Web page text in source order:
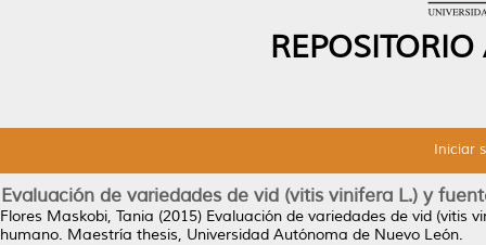
Iniciar
Evaluación de variedades de vid (vitis vinifera L.) y
Flores Maskobi, Tania (2015) Evaluación de variedades de vid (vitis
humano. Maestría thesis, Universidad Autónoma de Nuevo León.